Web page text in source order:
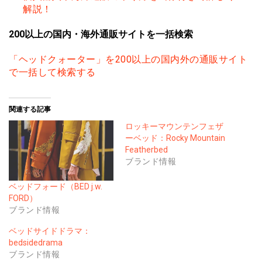
解説！
200以上の国内・海外通販サイトを一括検索
「ヘッドクォーター」を200以上の国内外の通販サイト
で一括して検索する
関連する記事
ベッドフォード（BED j.w.
FORD）
ブランド情報
ロッキーマウンテンフェザ
ーベッド：Rocky Mountain
Featherbed
ブランド情報
ベッドサイドドラマ：
bedsidedrama
ブランド情報